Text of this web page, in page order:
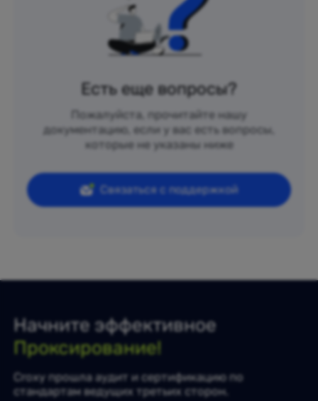
Есть еще вопросы?
Пожалуйста, прочитайте нашу
документацию, если у вас есть вопросы,
которые не указаны ниже
Связаться с поддержкой
Начните эффективное
Проксирование!
Croxy прошла аудит и сертификацию по
стандартам ведущих третьих сторон.